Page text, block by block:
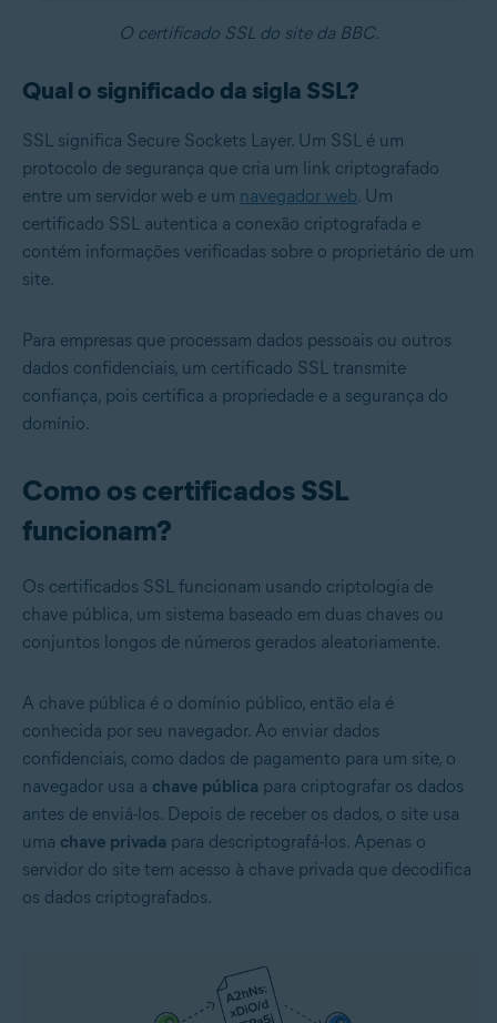
O certificado SSL do site da BBC.
Qual o significado da sigla SSL?
SSL significa Secure Sockets Layer. Um SSL é um
protocolo de segurança que cria um link criptografado
entre um servidor web e um navegador web. Um
certificado SSL autentica a conexão criptografada e
contém informações verificadas sobre o proprietário de um
site.
Para empresas que processam dados pessoais ou outros
dados confidenciais, um certificado SSL transmite
confiança, pois certifica a propriedade e a segurança do
domínio.
Como os certificados SSL
funcionam?
Os certificados SSL funcionam usando criptologia de
chave pública, um sistema baseado em duas chaves ou
conjuntos longos de números gerados aleatoriamente.
A chave pública é o domínio público, então ela é
conhecida por seu navegador. Ao enviar dados
confidenciais, como dados de pagamento para um site, o
navegador usa a chave pública para criptografar os dados
antes de enviá-los. Depois de receber os dados, o site usa
uma chave privada para descriptografá-los. Apenas o
servidor do site tem acesso à chave privada que decodifica
os dados criptografados.